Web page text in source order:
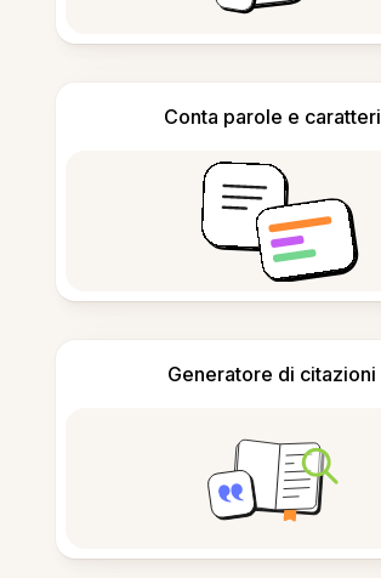
Conta parole e caratteri
Generatore di citazioni